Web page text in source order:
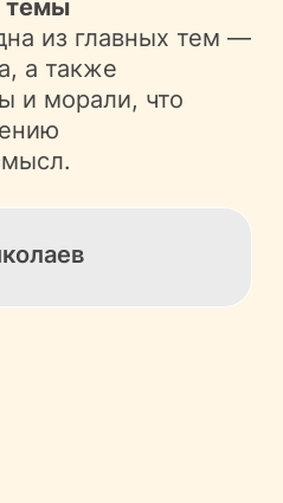
темы
из главных тем —
а также
и морали, что